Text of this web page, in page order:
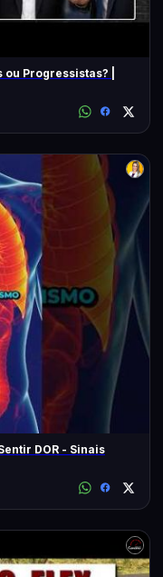
Progressistas? |
DOR - Sinais